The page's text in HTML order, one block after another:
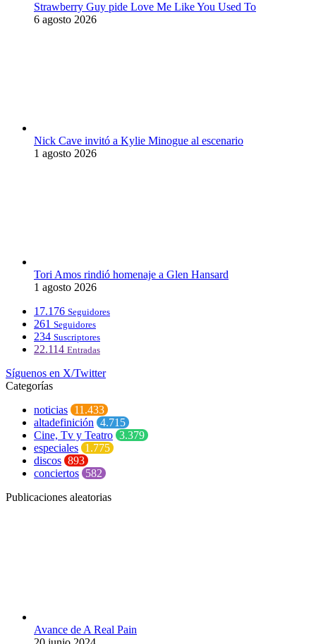
Strawberry Guy pide Love Me Like You Used To
6 agosto 2026
Nick Cave invitó a Kylie Minogue al escenario
1 agosto 2026
Tori Amos rindió homenaje a Glen Hansard
1 agosto 2026
17.176 Seguidores
261 Seguidores
234 Suscriptores
22.114 Entradas
Síguenos en X/Twitter
Categorías
noticias 11.433
altadefinición 4.715
Cine, Tv y Teatro 3.379
especiales 1.775
discos 893
conciertos 582
Publicaciones aleatorias
Avance de A Real Pain